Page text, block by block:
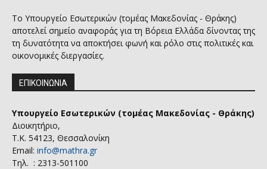
Το Υπουργείο Εσωτερικών (τομέας Μακεδονίας - Θράκης)
αποτελεί σημείο αναφοράς για τη Βόρεια Ελλάδα δίνοντας της
τη δυνατότητα να αποκτήσει φωνή και ρόλο στις πολιτικές και
οικονομικές διεργασίες.
ΕΠΙΚΟΙΝΩΝΙΑ
Υπουργείο Εσωτερικών (τομέας Μακεδονίας - Θράκης)
Διοικητήριο,
Τ.Κ. 54123, Θεσσαλονίκη
Email: info@mathra.gr
Τηλ. : 2313-501100